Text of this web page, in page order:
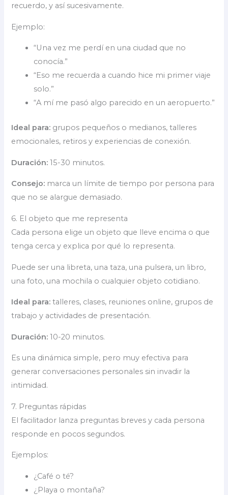
recuerdo, y así sucesivamente.
Ejemplo:
“Una vez me perdí en una ciudad que no
conocía.”
“Eso me recuerda a cuando hice mi primer viaje
solo.”
“A mí me pasó algo parecido en un aeropuerto.”
Ideal para: grupos pequeños o medianos, talleres
emocionales, retiros y experiencias de conexión.
Duración: 15-30 minutos.
Consejo: marca un límite de tiempo por persona para
que no se alargue demasiado.
6. El objeto que me representa
Cada persona elige un objeto que lleve encima o que
tenga cerca y explica por qué lo representa.
Puede ser una libreta, una taza, una pulsera, un libro,
una foto, una mochila o cualquier objeto cotidiano.
Ideal para: talleres, clases, reuniones online, grupos de
trabajo y actividades de presentación.
Duración: 10-20 minutos.
Es una dinámica simple, pero muy efectiva para
generar conversaciones personales sin invadir la
intimidad.
7. Preguntas rápidas
El facilitador lanza preguntas breves y cada persona
responde en pocos segundos.
Ejemplos:
¿Café o té?
¿Playa o montaña?